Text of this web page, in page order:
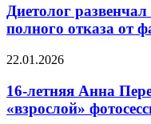
миф
о
необходимости
отказа
фастфуда
Диетолог
полного отказа от
16-
Анна
Пересильд
поучаствовала
22.01.2026
16-летняя Анна
«взрослой»